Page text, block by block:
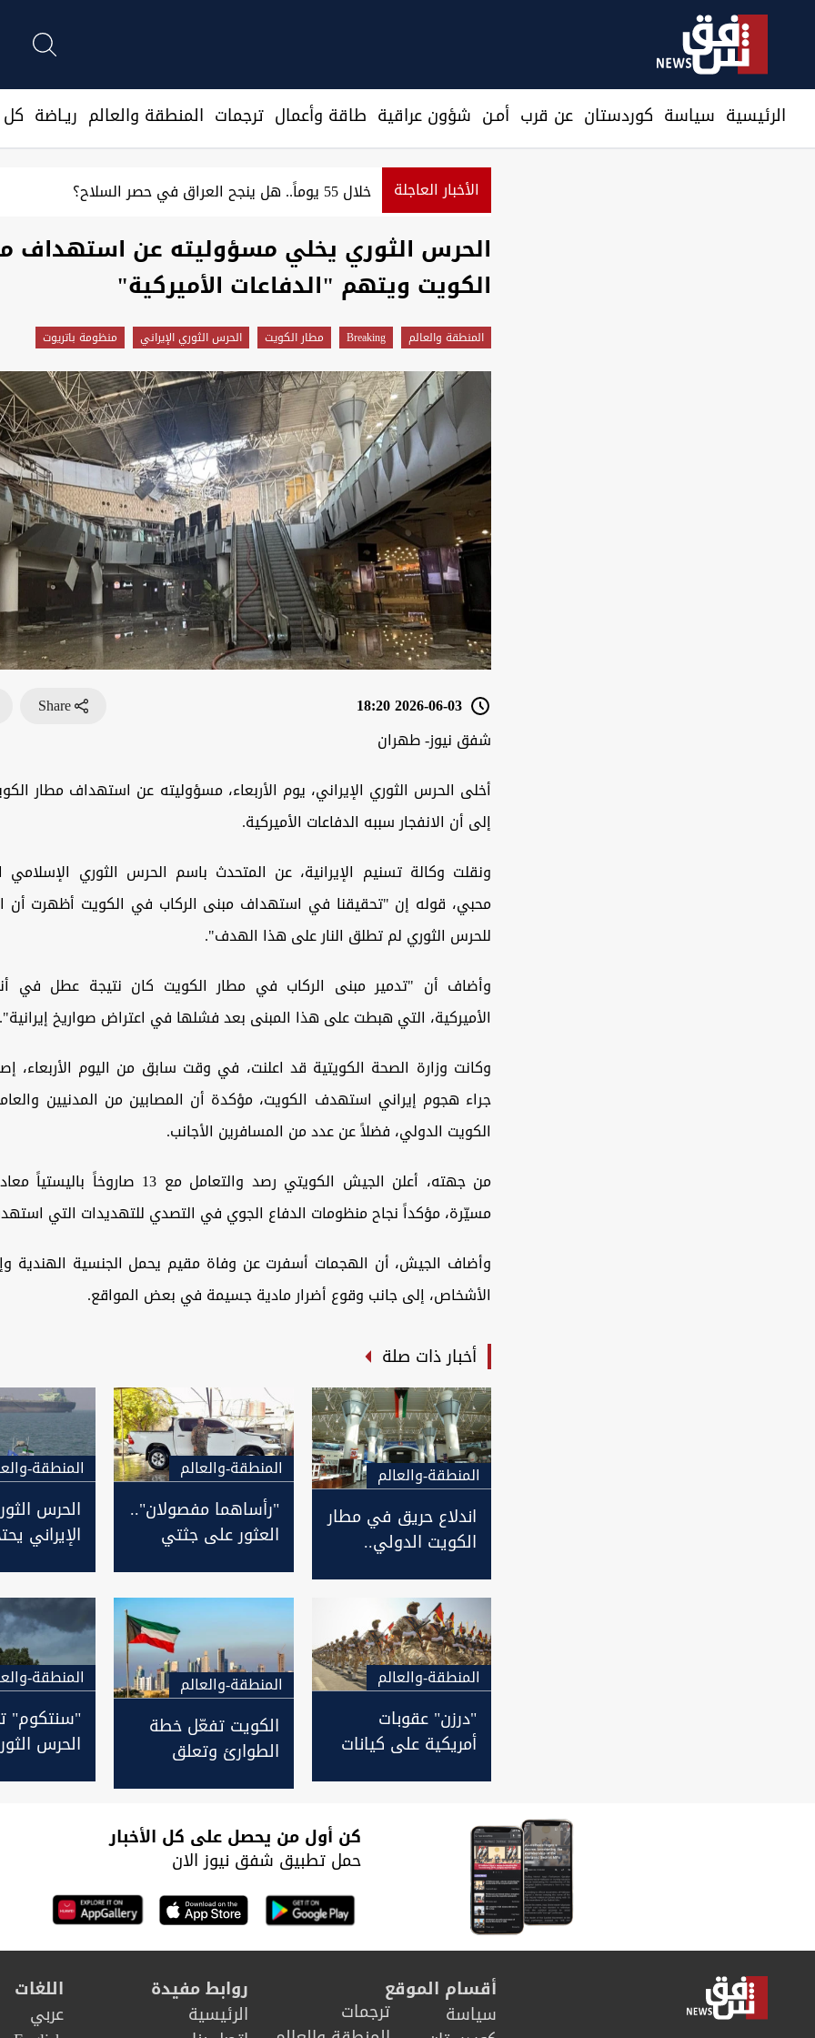
الرئيسية سیاسة كوردستان عن قرب أمـن شؤون عراقية طاقة وأعمال ترجمات المنطقة والعالم ريـاضة كل
الأخبار العاجلة خلال 55 يوماً.. هل ينجح العراق في حصر السلاح؟
الحرس الثوري يخلي مسؤوليته عن استهداف
الكويت ويتهم "الدفاعات الأميركية"
المنطقة والعالم Breaking مطار الكويت الحرس الثوري الإيراني منظومة باتريوت
2026-06-03 18:20
Share
شفق نيوز- طهران
أخلى الحرس الثوري الإيراني، يوم الأربعاء، مسؤوليته عن استهداف مطار
إلى أن الانفجار سببه الدفاعات الأميركية.
ونقلت وكالة تسنيم الإيرانية، عن المتحدث باسم الحرس الثوري
محبي، قوله إن "تحقيقنا في استهداف مبنى الركاب في الكويت أظهرت أن
للحرس الثوري لم تطلق النار على هذا الهدف".
وأضاف أن "تدمير مبنى الركاب في مطار الكويت كان نتيجة عطل في
الأميركية، التي هبطت على هذا المبنى بعد فشلها في اعتراض صواريخ إيرانية".
جراء هجوم إيراني استهدف الكويت، مؤكدة أن المصابين من المدنيين
الكويت الدولي، فضلاً عن عدد من المسافرين الأجانب.
مسيّرة، مؤكداً نجاح منظومات الدفاع الجوي في التصدي للتهديدات التي
وأضاف الجيش، أن الهجمات أسفرت عن وفاة مقيم يحمل الجنسية الهندية
الأشخاص، إلى جانب وقوع أضرار مادية جسيمة في بعض المواقع.
أخبار ذات صلة
المنطقة-والعالم
اندلاع حريق في مطار
الكويت الدولي..
المنطقة-والعالم
"رأساهما مفصولان"..
العثور على جثتي
في سوريا
المنطقة-
الحرس
الإيراني
المنطقة-والعالم
"درزن" عقوبات
أمريكية على كيانات
المنطقة-والعالم
الكويت تفعّل خطة
الطوارئ وتعلق
المنطقة-
"سنتكوم"
الحرس
كن أول من يحصل على كل الأخبار
حمل تطبيق شفق نيوز الان
أقسام الموقع
سیاسة
ترجمات
روابط مفيدة
الرئيسية
اللغات
عربي